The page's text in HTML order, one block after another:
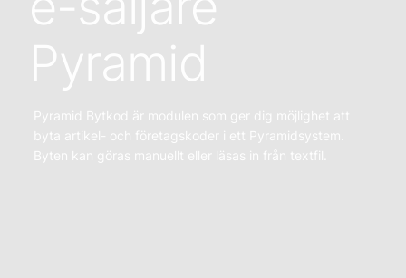
Pyramid
Pyramid Bytkod är modulen som ger dig möjlighet att
byta artikel- och företagskoder i ett Pyramidsystem.
Byten kan göras manuellt eller läsas in från textfil.